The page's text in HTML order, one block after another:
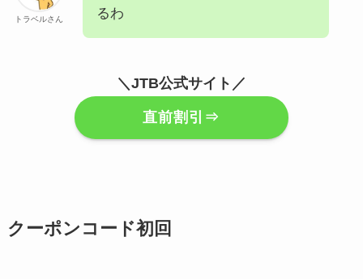
トラベルさん
るわ
＼JTB公式サイト／
直前割引⇒
クーポンコード初回